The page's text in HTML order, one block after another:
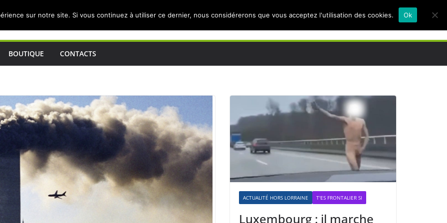
BOUTIQUE CONTACTS
ACTUALITÉ HORS LORRAINE T'ES FRONTALIER SI
Luxembourg : il marche
sur notre site. Si vous continuez à utiliser ce dernier, nous considérerons que vous acceptez l'utilisation des cookies. Ok